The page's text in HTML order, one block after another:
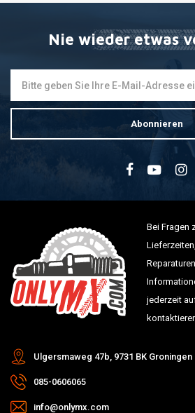
Nie wieder etwas
Abonnieren
Bei Fragen
jederzeit
Ulgersmaweg 47b, 9731 BK Groningen
085-0606065
info@onlymx.com